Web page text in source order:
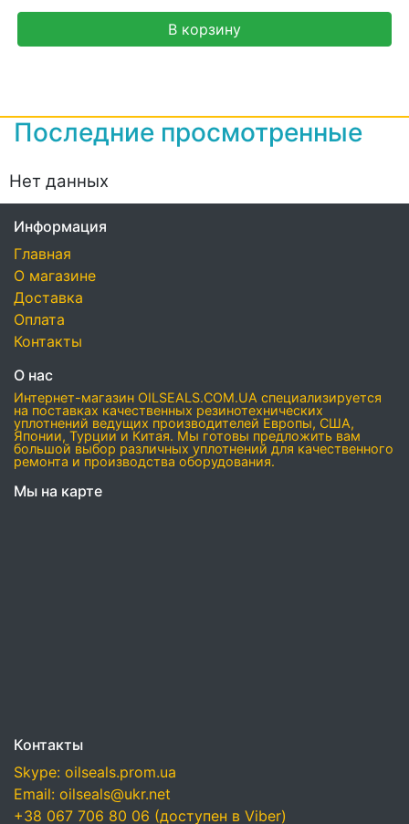
В корзину
Последние просмотренные
Нет данных
Информация
Главная
О магазине
Доставка
Оплата
Контакты
О нас
Интернет-магазин OILSEALS.COM.UA специализируется
на поставках качественных резинотехнических
уплотнений ведущих производителей Европы, США,
Японии, Турции и Китая. Мы готовы предложить вам
большой выбор различных уплотнений для качественного
ремонта и производства оборудования.
Мы на карте
Контакты
Skype: oilseals.prom.ua
Email: oilseals@ukr.net
+38 067 706 80 06 (доступен в Viber)